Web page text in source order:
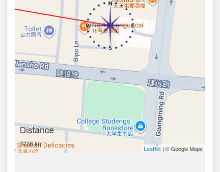
Distance
7236 km
Leaflet | © Google Maps